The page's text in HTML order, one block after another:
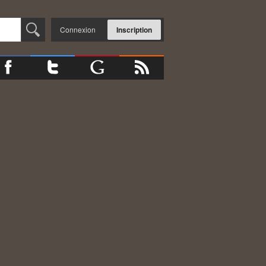
Connexion Inscription